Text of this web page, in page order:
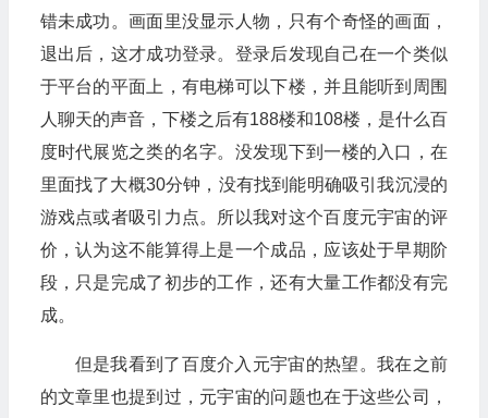
错未成功。画面里没显示人物，只有个奇怪的画面，
退出后，这才成功登录。登录后发现自己在一个类似
于平台的平面上，有电梯可以下楼，并且能听到周围
人聊天的声音，下楼之后有188楼和108楼，是什么百
度时代展览之类的名字。没发现下到一楼的入口，在
里面找了大概30分钟，没有找到能明确吸引我沉浸的
游戏点或者吸引力点。所以我对这个百度元宇宙的评
价，认为这不能算得上是一个成品，应该处于早期阶
段，只是完成了初步的工作，还有大量工作都没有完
成。
但是我看到了百度介入元宇宙的热望。我在之前
的文章里也提到过，元宇宙的问题也在于这些公司，